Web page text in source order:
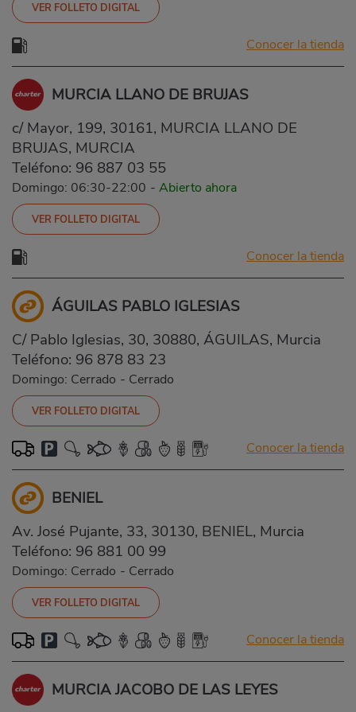
VER FOLLETO DIGITAL
Conocer la tienda
MURCIA LLANO DE BRUJAS
c/ Mayor, 199, 30161, MURCIA LLANO DE
BRUJAS, MURCIA
Teléfono: 96 887 03 55
Domingo: 06:30-22:00 - Abierto ahora
VER FOLLETO DIGITAL
Conocer la tienda
ÁGUILAS PABLO IGLESIAS
C/ Pablo Iglesias, 30, 30880, ÁGUILAS, Murcia
Teléfono: 96 878 83 23
Domingo: Cerrado - Cerrado
VER FOLLETO DIGITAL
Conocer la tienda
BENIEL
Av. José Pujante, 33, 30130, BENIEL, Murcia
Teléfono: 96 881 00 99
Domingo: Cerrado - Cerrado
VER FOLLETO DIGITAL
Conocer la tienda
MURCIA JACOBO DE LAS LEYES